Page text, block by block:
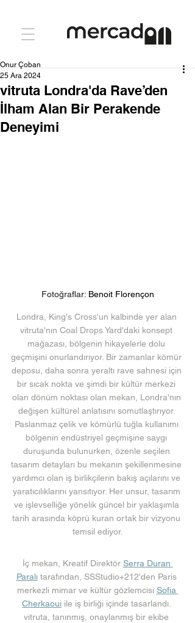
vitruta Londra'da Rave’den
İlham Alan Bir Perakende
Deneyimi
Onur Çoban
25 Ara 2024
Fotoğraflar: Benoit Florençon
Londra, King's Cross'un kalbinde yer alan
vitruta'nın Coal Drops Yard'daki konsept
mağazası, bölgenin hikayelerle dolu
geçmişini onurlandırıyor. Bir zamanlar kömür
deposu, daha sonra yeraltı rave sahnesi için
bir sıcak nokta ve şimdi bir kültür merkezi
olan dönüm noktası olan mekan, Londra'nın
değişen kültürel anlatısını somutlaştırıyor.
Paslanmaz çelik ve kömürlü tuğla kullanımı
bölgenin endüstriyel geçmişine saygı
duruşunda bulunurken, özenle seçilen
tasarım detayları bu mekanın şekillenmesine
yardımcı olan iş birlikçilerin bakış açılarını ve
yaratıcılıklarını yansıtıyor. Her unsur, tasarım
ve işlevselliğe yönelik güncel bir yaklaşımla
tarih arasında köprü kuran ortak bir vizyonu
temsil ediyor.
İç mekan, Kreatif Direktör Serra Duran
Paralı tarafından, SSStudio+212'den Paris
merkezli mimar ve kültür gözlemcisi Sofia
Cherkaoui ile iş birliği içinde tasarlandı.
vitruta, tanınmış, onaylanmış bir ekibe